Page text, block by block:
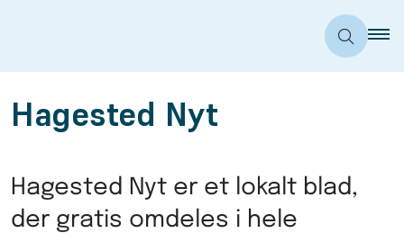
Hagested Nyt
Hagested Nyt er et lokalt blad,
der gratis omdeles i hele